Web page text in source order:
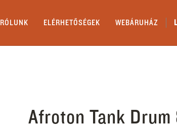
RÓLUNK ELÉRHETŐSÉGEK WEBÁRUHÁZ
Afroton Tank Drum